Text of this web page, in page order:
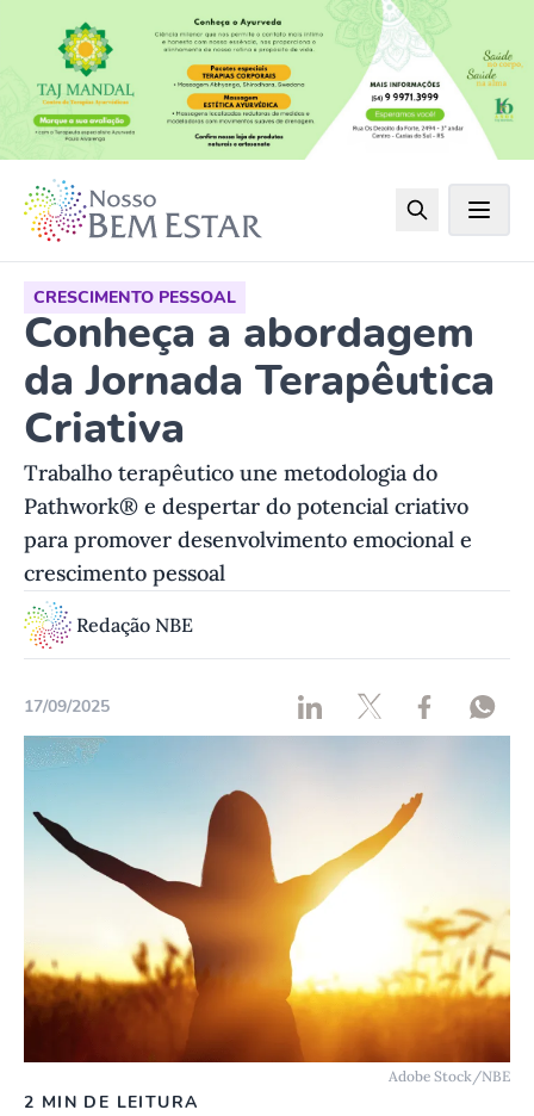
CRESCIMENTO PESSOAL
Conheça a abordagem
da Jornada Terapêutica
Criativa
Trabalho terapêutico une metodologia do
Pathwork® e despertar do potencial criativo
para promover desenvolvimento emocional e
crescimento pessoal
Redação NBE
17/09/2025
Adobe Stock/NBE
2 MIN DE LEITURA